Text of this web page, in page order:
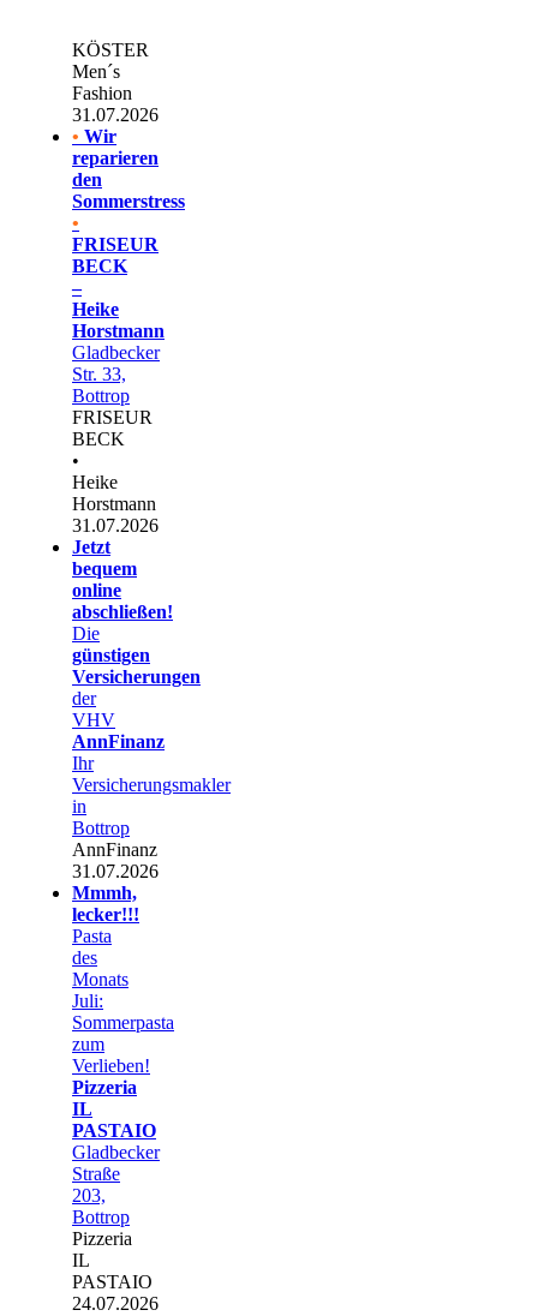
KÖSTER
Men´s
Fashion
31.07.2026
• Wir
reparieren
den
Sommerstress
•
FRISEUR
BECK
–
Heike
Horstmann
Gladbecker
Str. 33,
Bottrop
FRISEUR
BECK
•
Heike
Horstmann
31.07.2026
Jetzt
bequem
online
abschließen!
Die
günstigen
Versicherungen
der
VHV
AnnFinanz
Ihr
Versicherungsmakler
in
Bottrop
AnnFinanz
31.07.2026
Mmmh,
lecker!!!
Pasta
des
Monats
Juli:
Sommerpasta
zum
Verlieben!
Pizzeria
IL
PASTAIO
Gladbecker
Straße
203,
Bottrop
Pizzeria
IL
PASTAIO
24.07.2026